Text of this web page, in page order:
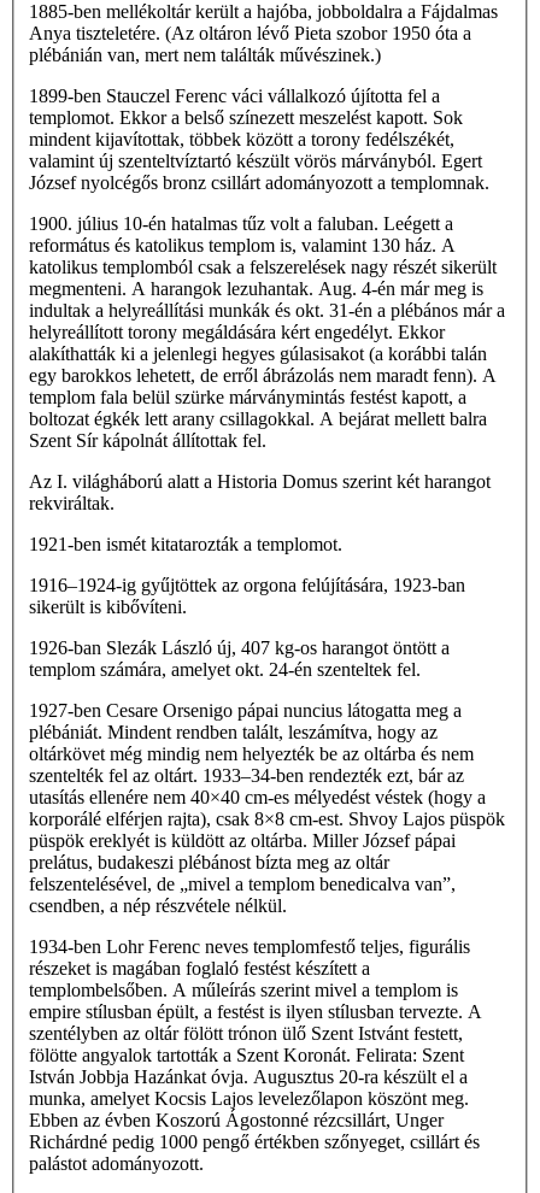
1885-ben mellékoltár került a hajóba, jobboldalra a Fájdalmas
Anya tiszteletére. (Az oltáron lévő Pieta szobor 1950 óta a
plébánián van, mert nem találták művészinek.)
1899-ben Stauczel Ferenc váci vállalkozó újította fel a
templomot. Ekkor a belső színezett meszelést kapott. Sok
mindent kijavítottak, többek között a torony fedélszékét,
valamint új szenteltvíztartó készült vörös márványból. Egert
József nyolcégős bronz csillárt adományozott a templomnak.
1900. július 10-én hatalmas tűz volt a faluban. Leégett a
református és katolikus templom is, valamint 130 ház. A
katolikus templomból csak a felszerelések nagy részét sikerült
megmenteni. A harangok lezuhantak. Aug. 4-én már meg is
indultak a helyreállítási munkák és okt. 31-én a plébános már a
helyreállított torony megáldására kért engedélyt. Ekkor
alakíthatták ki a jelenlegi hegyes gúlasisakot (a korábbi talán
egy barokkos lehetett, de erről ábrázolás nem maradt fenn). A
templom fala belül szürke márványmintás festést kapott, a
boltozat égkék lett arany csillagokkal. A bejárat mellett balra
Szent Sír kápolnát állítottak fel.
Az I. világháború alatt a Historia Domus szerint két harangot
rekviráltak.
1921-ben ismét kitatarozták a templomot.
1916–1924-ig gyűjtöttek az orgona felújítására, 1923-ban
sikerült is kibővíteni.
1926-ban Slezák László új, 407 kg-os harangot öntött a
templom számára, amelyet okt. 24-én szenteltek fel.
1927-ben Cesare Orsenigo pápai nuncius látogatta meg a
plébániát. Mindent rendben talált, leszámítva, hogy az
oltárkövet még mindig nem helyezték be az oltárba és nem
szentelték fel az oltárt. 1933–34-ben rendezték ezt, bár az
utasítás ellenére nem 40×40 cm-es mélyedést véstek (hogy a
korporálé elférjen rajta), csak 8×8 cm-est. Shvoy Lajos püspök
püspök ereklyét is küldött az oltárba. Miller József pápai
prelátus, budakeszi plébánost bízta meg az oltár
felszentelésével, de „mivel a templom benedicalva van”,
csendben, a nép részvétele nélkül.
1934-ben Lohr Ferenc neves templomfestő teljes, figurális
részeket is magában foglaló festést készített a
templombelsőben. A műleírás szerint mivel a templom is
empire stílusban épült, a festést is ilyen stílusban tervezte. A
szentélyben az oltár fölött trónon ülő Szent Istvánt festett,
fölötte angyalok tartották a Szent Koronát. Felirata: Szent
István Jobbja Hazánkat óvja. Augusztus 20-ra készült el a
munka, amelyet Kocsis Lajos levelezőlapon köszönt meg.
Ebben az évben Koszorú Ágostonné rézcsillárt, Unger
Richárdné pedig 1000 pengő értékben szőnyeget, csillárt és
palástot adományozott.